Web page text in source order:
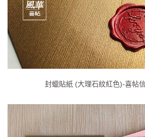
封蠟貼紙 (大理石紋紅色)-喜帖